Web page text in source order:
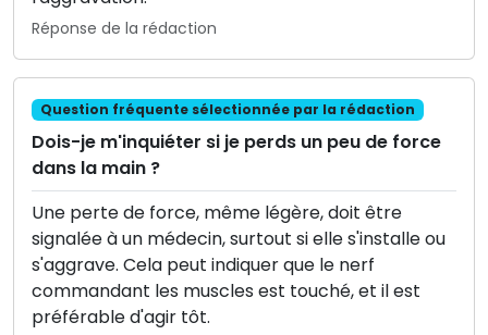
Réponse de la rédaction
Question fréquente sélectionnée par la rédaction
Dois-je m'inquiéter si je perds un peu de force
dans la main ?
Une perte de force, même légère, doit être
signalée à un médecin, surtout si elle s'installe ou
s'aggrave. Cela peut indiquer que le nerf
commandant les muscles est touché, et il est
préférable d'agir tôt.